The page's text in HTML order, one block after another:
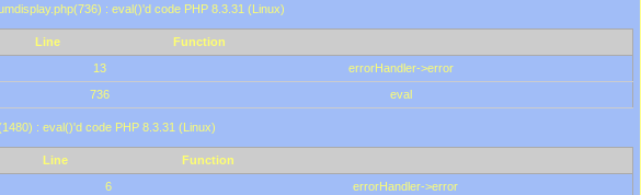
: eval()'d code PHP 8.3.31 (Linux)
Line
Function
13
errorHandler->error
736 eval
: eval()'d code PHP 8.3.31 (Linux)
Line
Function
6
errorHandler->error